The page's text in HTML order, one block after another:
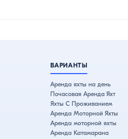
ВАРИАНТЫ
Аренда яхты на день
Почасовая Аренда Яхт
Яхты С Проживанием
Аренда Моторной Яхты
Аренда моторной яхты
Аренда Катамарана